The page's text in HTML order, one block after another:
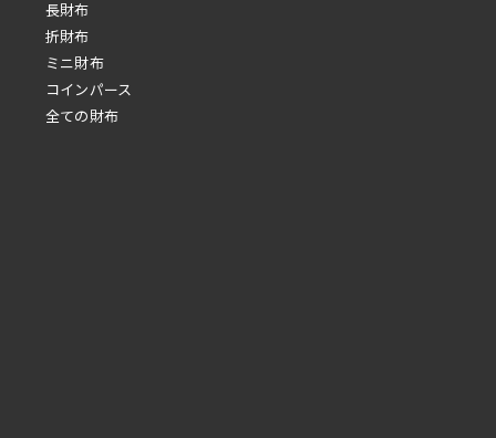
長財布
折財布
ミニ財布
コインパース
全ての財布